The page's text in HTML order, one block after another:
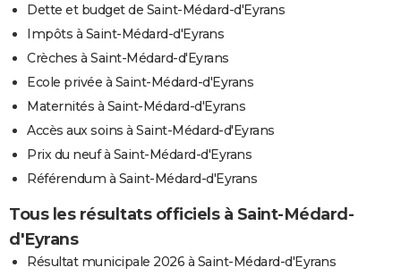
Dette et budget de Saint-Médard-d'Eyrans
Impôts à Saint-Médard-d'Eyrans
Crèches à Saint-Médard-d'Eyrans
Ecole privée à Saint-Médard-d'Eyrans
Maternités à Saint-Médard-d'Eyrans
Accès aux soins à Saint-Médard-d'Eyrans
Prix du neuf à Saint-Médard-d'Eyrans
Référendum à Saint-Médard-d'Eyrans
Tous les résultats officiels à Saint-Médard-
d'Eyrans
Résultat municipale 2026 à Saint-Médard-d'Eyrans